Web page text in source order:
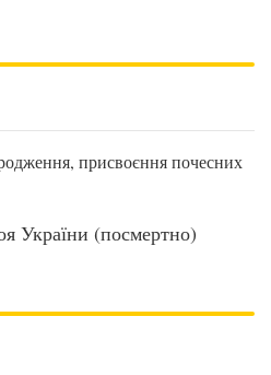
присвоєння почесних
України (посмертно)